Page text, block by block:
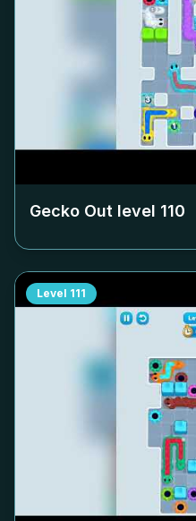
Gecko Out level 110
Level 111